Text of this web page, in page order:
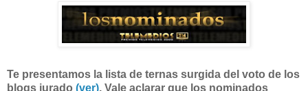
Te presentamos la lista de ternas surgida del voto de los
blogs jurado (ver). Vale aclarar que los nominados